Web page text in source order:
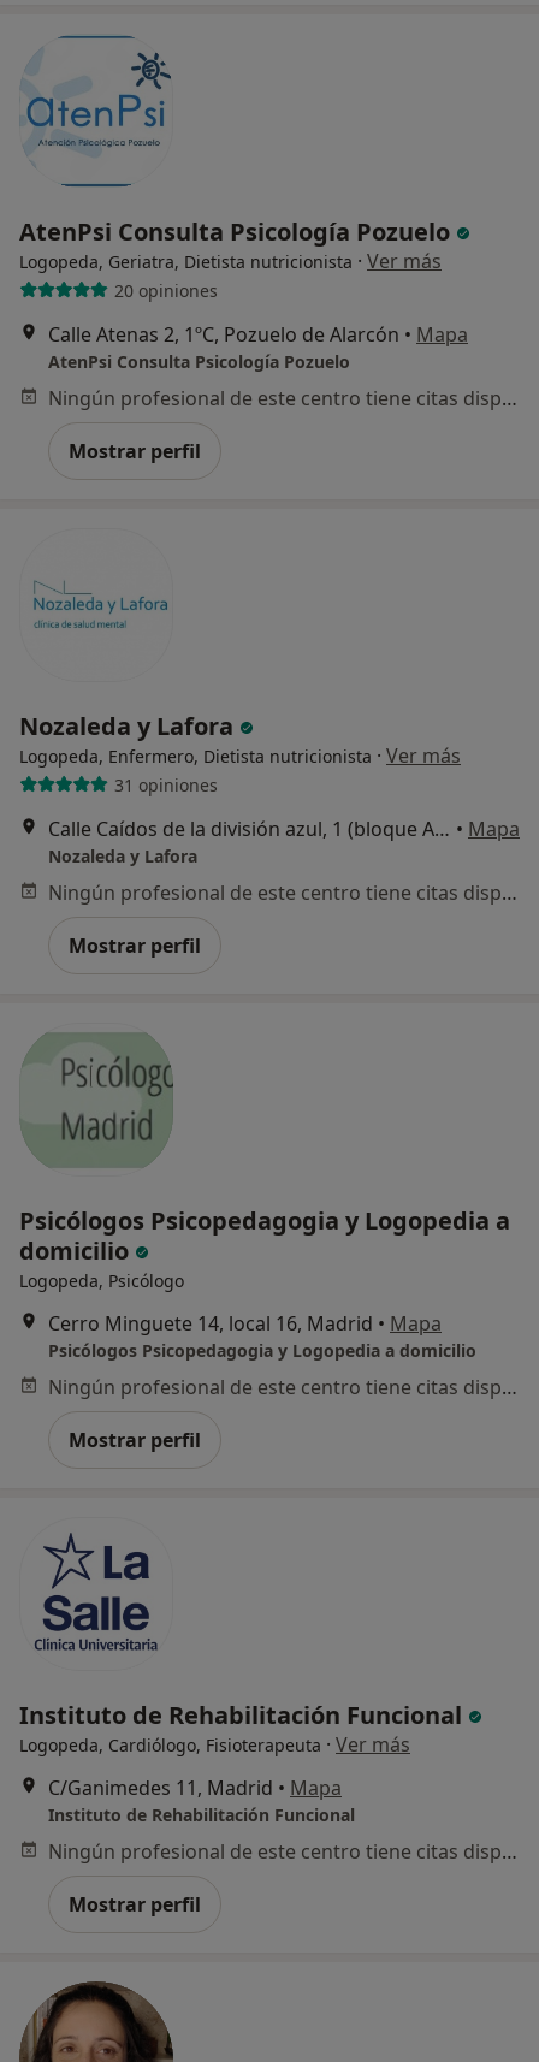
AtenPsi Consulta Psicología Pozuelo
Logopeda, Geriatra, Dietista nutricionista · Ver más
20 opiniones
Calle Atenas 2, 1ºC, Pozuelo de Alarcón • Mapa
AtenPsi Consulta Psicología Pozuelo
Ningún profesional de este centro tiene citas disponibles
Mostrar perfil
Nozaleda y Lafora
Logopeda, Enfermero, Dietista nutricionista · Ver más
31 opiniones
Calle Caídos de la división azul, 1 (bloque A, Local 2), Madrid • Mapa
Nozaleda y Lafora
Ningún profesional de este centro tiene citas disponibles
Mostrar perfil
Psicólogos Psicopedagogia y Logopedia a
domicilio
Logopeda, Psicólogo
Cerro Minguete 14, local 16, Madrid • Mapa
Psicólogos Psicopedagogia y Logopedia a domicilio
Ningún profesional de este centro tiene citas disponibles
Mostrar perfil
Instituto de Rehabilitación Funcional
Logopeda, Cardiólogo, Fisioterapeuta · Ver más
C/Ganimedes 11, Madrid • Mapa
Instituto de Rehabilitación Funcional
Ningún profesional de este centro tiene citas disponibles
Mostrar perfil